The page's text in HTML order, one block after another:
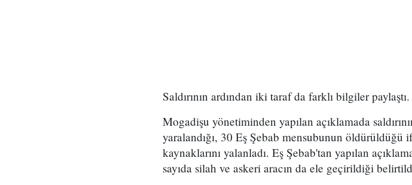
Saldırının ardından iki taraf da farklı bilgiler paylaştı.
Mogadişu yönetiminden yapılan açıklamada
yaralandığı, 30 Eş Şebab mensubunun
kaynaklarını yalanladı. Eş Şebab'tan yapılan
sayıda silah ve askeri aracın da ele geçirildiği